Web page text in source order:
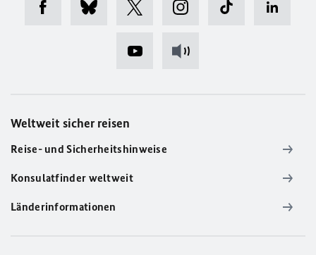
Weltweit sicher reisen
Reise- und Sicherheitshinweise
Konsulatfinder weltweit
Länderinformationen